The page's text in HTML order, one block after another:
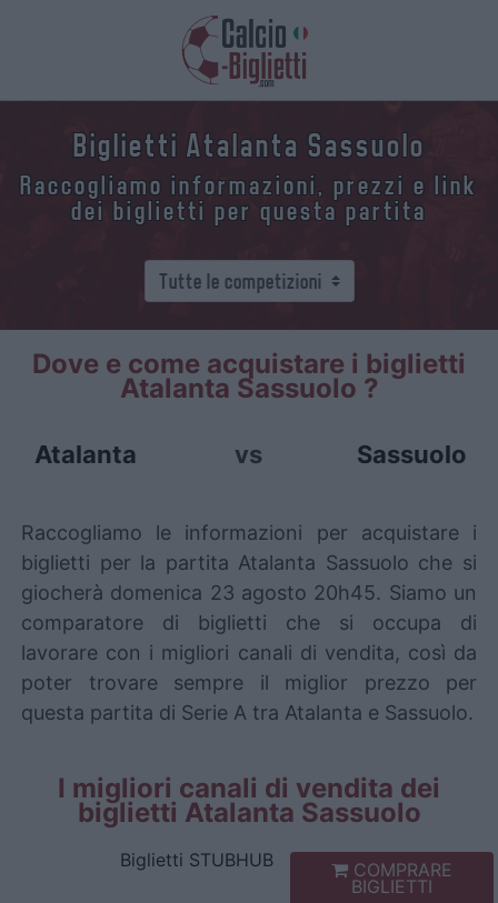
Biglietti Atalanta Sassuolo
Raccogliamo informazioni, prezzi e link
dei biglietti per questa partita
Dove e come acquistare i biglietti
Atalanta Sassuolo ?
Atalanta vs Sassuolo
Raccogliamo le informazioni per acquistare i
biglietti per la partita Atalanta Sassuolo che si
giocherà domenica 23 agosto 20h45. Siamo un
comparatore di biglietti che si occupa di
lavorare con i migliori canali di vendita, così da
poter trovare sempre il miglior prezzo per
questa partita di Serie A tra Atalanta e Sassuolo.
I migliori canali di vendita dei
biglietti Atalanta Sassuolo
Biglietti STUBHUB COMPRARE
BIGLIETTI